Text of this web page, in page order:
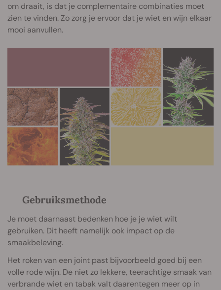
om draait, is dat je complementaire combinaties moet
zien te vinden. Zo zorg je ervoor dat je wiet en wijn elkaar
mooi aanvullen.
Gebruiksmethode
Je moet daarnaast bedenken hoe je je wiet wilt
gebruiken. Dit heeft namelijk ook impact op de
smaakbeleving.
Het roken van een joint past bijvoorbeeld goed bij een
volle rode wijn. De niet zo lekkere, teerachtige smaak van
verbrande wiet en tabak valt daarentegen meer op in